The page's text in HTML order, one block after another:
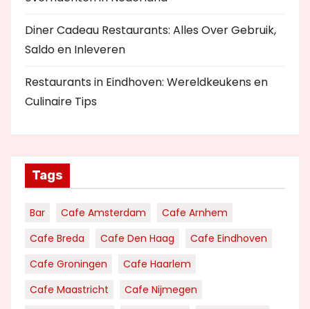
Diner Cadeau Restaurants: Alles Over Gebruik,
Saldo en Inleveren
Restaurants in Eindhoven: Wereldkeukens en
Culinaire Tips
Tags
Bar Cafe Amsterdam
Cafe Arnhem
Cafe Breda
Cafe Den Haag
Cafe Eindhoven
Cafe Groningen
Cafe Haarlem
Cafe Maastricht
Cafe Nijmegen